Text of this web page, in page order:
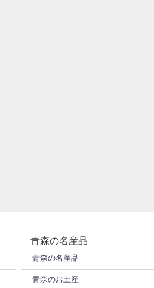
青森の名産品
青森の名産品
青森のお土産